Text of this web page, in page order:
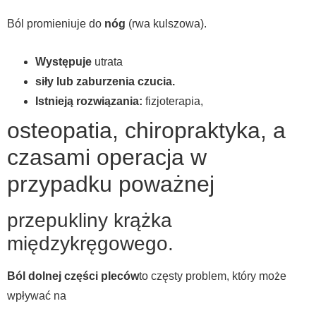
Ból promieniuje do nóg (rwa kulszowa).
Występuje utrata
siły lub zaburzenia czucia.
Istnieją rozwiązania: fizjoterapia,
osteopatia, chiropraktyka, a
czasami operacja w
przypadku poważnej
przepukliny krążka
międzykręgowego.
Ból dolnej części plecówto częsty problem, który może
wpływać na